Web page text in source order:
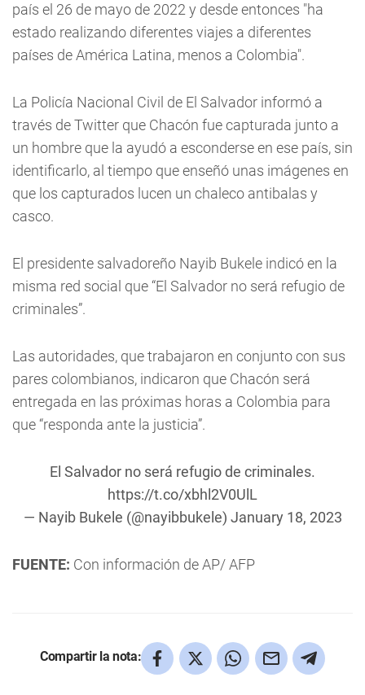
país el 26 de mayo de 2022 y desde entonces "ha
estado realizando diferentes viajes a diferentes
países de América Latina, menos a Colombia".
La Policía Nacional Civil de El Salvador informó a
través de Twitter que Chacón fue capturada junto a
un hombre que la ayudó a esconderse en ese país, sin
identificarlo, al tiempo que enseñó unas imágenes en
que los capturados lucen un chaleco antibalas y
casco.
El presidente salvadoreño Nayib Bukele indicó en la
misma red social que “El Salvador no será refugio de
criminales”.
Las autoridades, que trabajaron en conjunto con sus
pares colombianos, indicaron que Chacón será
entregada en las próximas horas a Colombia para
que “responda ante la justicia”.
El Salvador no será refugio de criminales.
https://t.co/xbhl2V0UlL
— Nayib Bukele (@nayibbukele) January 18, 2023
FUENTE: Con información de AP/ AFP
Compartir la nota: